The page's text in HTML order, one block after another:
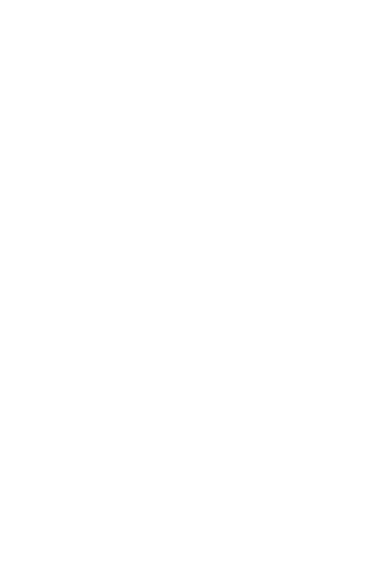
로즈 베이커리 카페, 휴대품 보관소 및 서점을 현장에서 만나보실 수